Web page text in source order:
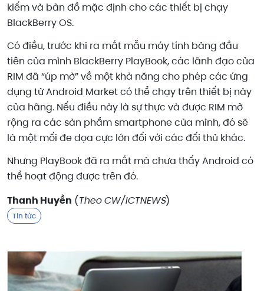
kiếm và bản đồ mặc định cho các thiết bị chạy
BlackBerry OS.
Có điều, trước khi ra mắt mẫu máy tính bảng đầu
tiên của mình BlackBerry PlayBook, các lãnh đạo của
RIM đã “úp mở” về một khả năng cho phép các ứng
dụng từ Android Market có thể chạy trên thiết bị này
của hãng. Nếu điều này là sự thực và được RIM mở
rộng ra các sản phẩm smartphone của mình, đó sẽ
là một mối đe dọa cực lớn đối với các đối thủ khác.
Nhưng PlayBook đã ra mắt mà chưa thấy Android có
thể hoạt động được trên đó.
Thanh Huyền (Theo CW/ICTNEWS)
Tin tức